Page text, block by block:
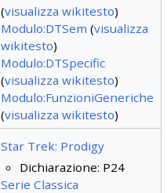
(visualizza wikitesto)
Modulo:DTSem (visualizza
wikitesto)
Modulo:DTSpecific
(visualizza wikitesto)
Modulo:FunzioniGeneriche
(visualizza wikitesto)
Star Trek: Prodigy
Dichiarazione: P24
Serie Classica